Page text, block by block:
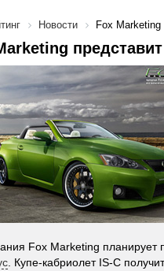
Новости Fox
Fox Marketing планирует
. Купе-кабриолет IS-C